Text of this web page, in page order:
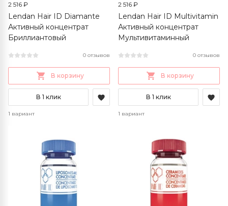
2 516 ₽
Lendan Hair ID Diamante
Активный концентрат
Бриллиантовый
0 отзывов
В корзину
В 1 клик
1 вариант
2 516 ₽
Lendan Hair ID Multivitamin
Активный концентрат
Мультивитаминный
0 отзывов
В корзину
В 1 клик
1 вариант